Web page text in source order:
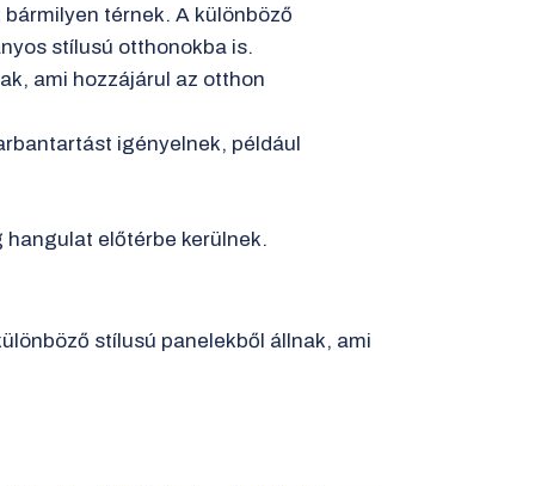
térnek. A különböző
stílusú otthonokba is.
ami hozzájárul az otthon
igényelnek, például
előtérbe kerülnek.
stílusú panelekből állnak, ami